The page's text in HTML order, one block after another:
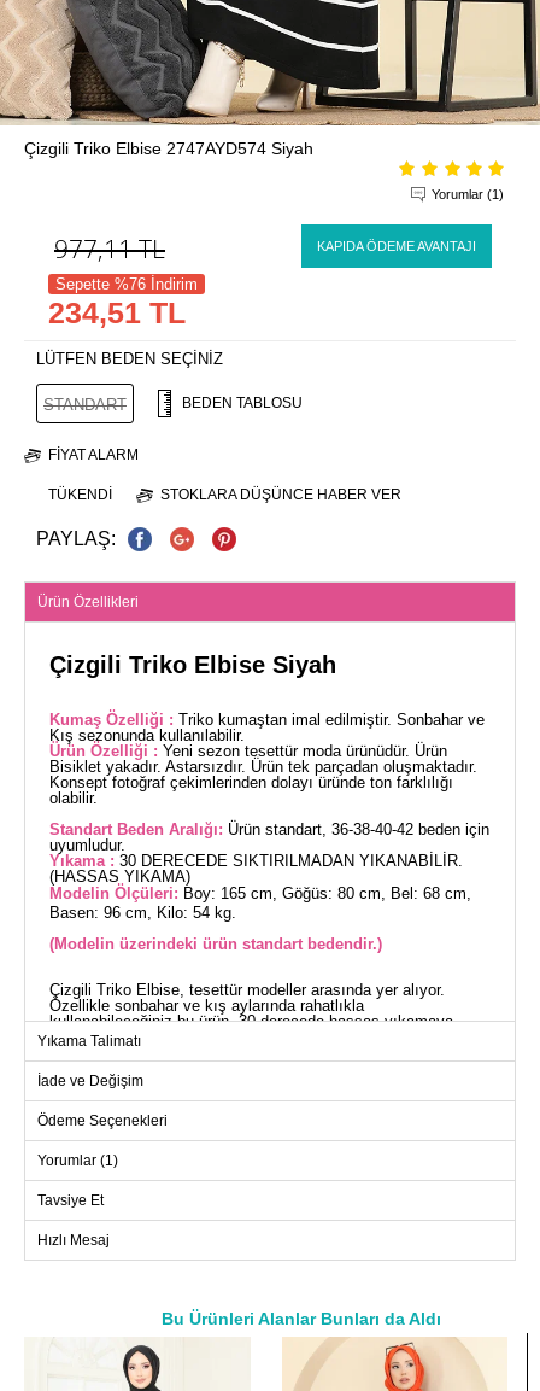
Çizgili Triko Elbise 2747AYD574 Siyah
Yorumlar (1)
977,11TL KAPIDA ÖDEME AVANTAJI
Sepette %76 İndirim
234,51 TL
LÜTFEN BEDEN SEÇİNİZ
STANDART BEDEN TABLOSU
FIYAT ALARM
TÜKENDI STOKLARA DÜŞÜNCE HABER VER
PAYLAŞ:
Ürün Özellikleri
Çizgili Triko Elbise Siyah
Kumaş Özelliği : Triko kumaştan imal edilmiştir. Sonbahar ve
Kış sezonunda kullanılabilir.
Ürün Özelliği : Yeni sezon tesettür moda ürünüdür. Ürün
Bisiklet yakadır. Astarsızdır. Ürün tek parçadan oluşmaktadır.
Konsept fotoğraf çekimlerinden dolayı üründe ton farklılığı
olabilir.
Standart Beden Aralığı: Ürün standart, 36-38-40-42 beden için
uyumludur.
Yıkama : 30 DERECEDE SIKTIRILMADAN YIKANABİLİR.
(HASSAS YIKAMA)
Modelin Ölçüleri: Boy: 165 cm, Göğüs: 80 cm, Bel: 68 cm,
Basen: 96 cm, Kilo: 54 kg.
(Modelin üzerindeki ürün standart bedendir.)
Çizgili Triko Elbise, tesettür modeller arasında yer alıyor.
Özellikle sonbahar ve kış aylarında rahatlıkla
kullanabileceğiniz bu ürün, 30 derecede hassas yıkamaya
uygundur. Triko kumaştan üretilmiş olan bu elbise bisiklet yaka
(CM)
Beden
Yıkama Talimatı
İade ve Değişim
Ödeme Seçenekleri
Yorumlar (1)
Tavsiye Et
Hızlı Mesaj
Bu Ürünleri Alanlar Bunları da Aldı